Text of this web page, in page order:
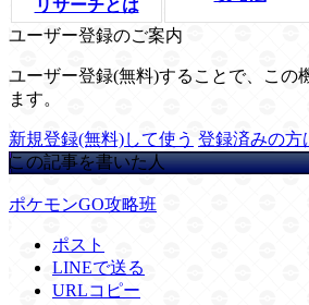
リサーチとは
ユーザー登録のご案内
ユーザー登録(無料)することで、この
ます。
新規登録(無料)して使う 登録済みの方
この記事を書いた人
ポケモンGO攻略班
ポスト
LINEで送る
URLコピー